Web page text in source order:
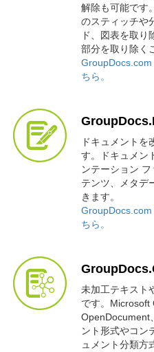
解除も可能です
のスティッチや
ド、図表を取り
部分を取り除く
GroupDocs.com
ちら。
ドキュメントを
す。ドキュメン
ンテーション
テンツ、メタデ
きます。
GroupDocs.com
ちら。
未加工テキスト
です。Microsoft
OpenDocument
ント形式やコン
ュメント分類方